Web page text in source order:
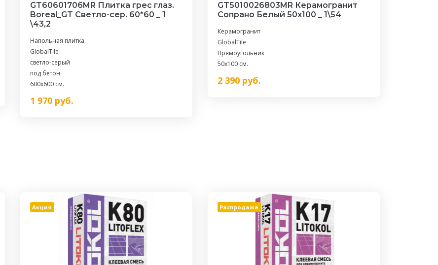
GT60601706MR Плитка грес глаз.
Boreal_GT Светло-сер. 60*60 _ 1
\43,2
Напольная плитка
GlobalTile
светло-серый
под бетон
600x600 см.
1 970руб.
GT5010026803MR Керамогранит
Сопрано Белый 50x100 _ 1\54
Керамогранит
GlobalTile
Прямоугольник
50x100 см.
2 390руб.
Акция Распродажа